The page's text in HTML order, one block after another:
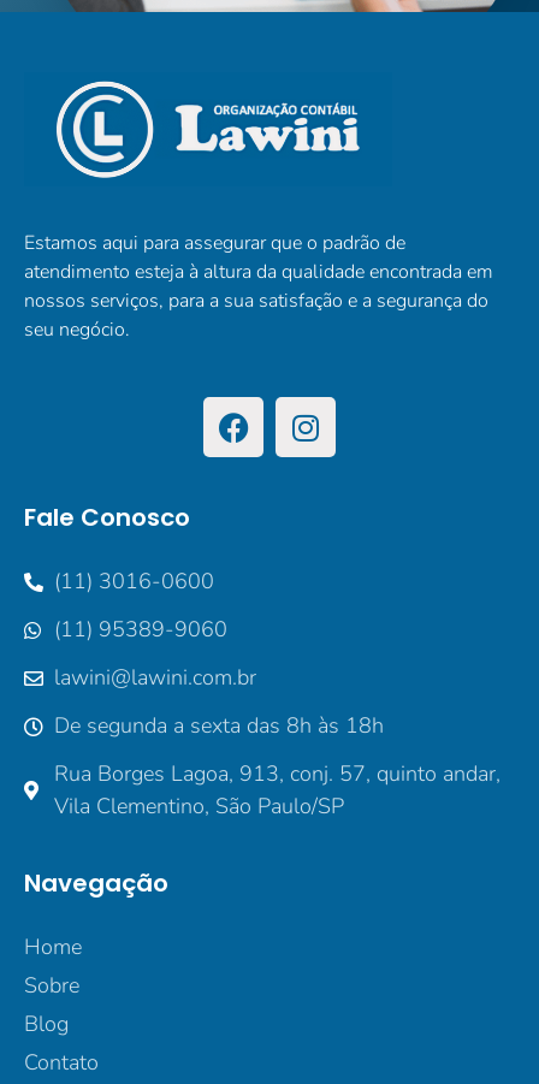
Estamos aqui para assegurar que o padrão de
atendimento esteja à altura da qualidade encontrada em
nossos serviços, para a sua satisfação e a segurança do
seu negócio.
Fale Conosco
(11) 3016-0600
(11) 95389-9060
lawini@lawini.com.br
De segunda a sexta das 8h às 18h
Rua Borges Lagoa, 913, conj. 57, quinto andar,
Vila Clementino, São Paulo/SP
Navegação
Home
Sobre
Blog
Contato